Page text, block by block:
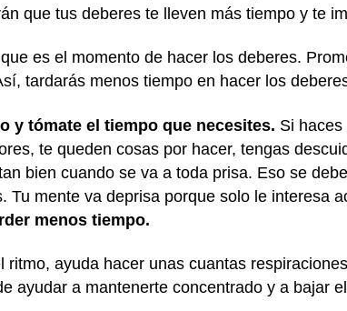
que tus deberes te lleven más tiempo y te
es el momento de hacer los deberes.
tardarás menos tiempo en hacer los
y tómate el tiempo que necesites. Si
te queden cosas por hacer, tengas
bien cuando se va a toda prisa. Eso se
Tu mente va deprisa porque solo le interesa
menos tiempo.
ritmo, ayuda hacer unas cuantas
ayudar a mantenerte concentrado y a bajar